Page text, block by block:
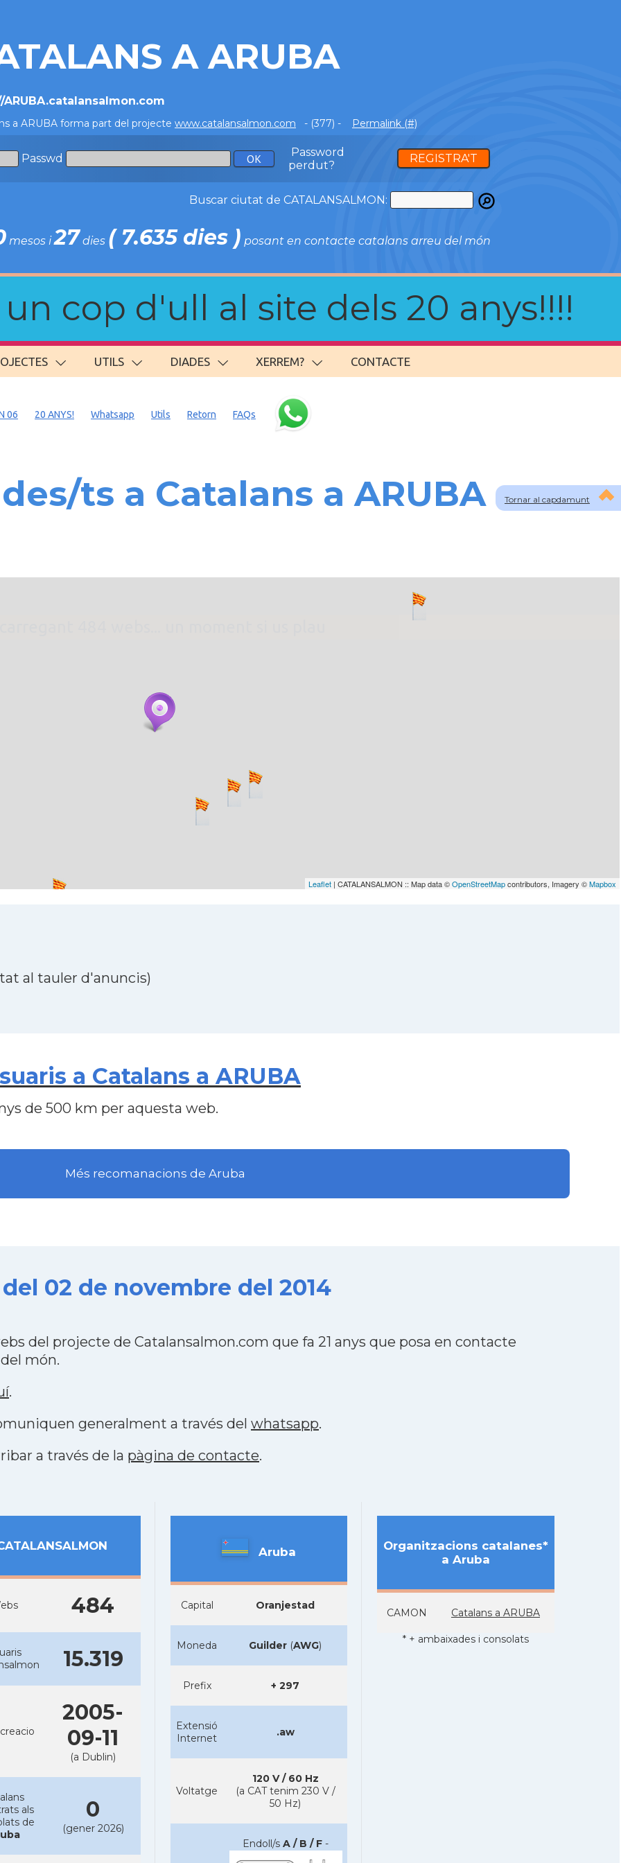
A ARUBA
a ARUBA forma part del projecte www.catalansalmon.com - (377) - Permalink (#)
Passwd
Password
perdut?
REGISTRA'T
Buscar ciutat de CATALANSALMON:
mesos i27 dies ( 7.635 dies ) posant en contacte catalans arreu del món
cop d'ull al site dels 20 anys!!!!
UTILS DIADES XERREM? CONTACTE
Tornar al capdamunt
06 20 ANYS! Whatsapp Utils Retorn FAQs
ts a Catalans a ARUBA
Leaflet | CATALANSALMON :: Map data ©OpenStreetMapcontributors, Imagery ©Mapbox
al tauler d'anuncis)
a Catalans a ARUBA
de 500 km per aquesta web.
Més recomanacions de Aruba
02 de novembre del 2014
del projecte de Catalansalmon.com que fa 21 anys que posa en contacte
món.
.
generalment a través del whatsapp.
a través de la pàgina de contacte.
484
15.319
2005-
09-11
(a Dublin)
als
de
0
(gener 2026)
Aruba
Capital Oranjestad
Moneda Guilder (AWG)
Prefix + 297
Extensió
Internet
.aw
Voltatge
120 V / 60 Hz
(a CAT tenim 230 V /
50 Hz)
Endoll/s A / B / F-
Organitzacions catalanes*
a Aruba
CAMON Catalans a ARUBA
* + ambaixades i consolats